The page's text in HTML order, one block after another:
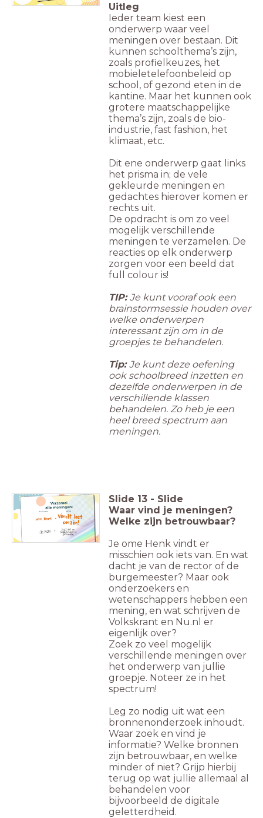
Uitleg
Ieder team kiest een
onderwerp waar veel
meningen over bestaan. Dit
kunnen schoolthema’s zijn,
zoals profielkeuzes, het
mobieletelefoonbeleid op
school, of gezond eten in de
kantine. Maar het kunnen ook
grotere maatschappelijke
thema’s zijn, zoals de bio-
industrie, fast fashion, het
klimaat, etc.
Dit ene onderwerp gaat links
het prisma in; de vele
gekleurde meningen en
gedachtes hierover komen er
rechts uit.
De opdracht is om zo veel
mogelijk verschillende
meningen te verzamelen. De
reacties op elk onderwerp
zorgen voor een beeld dat
full colour is!
TIP:Je kunt vooraf ook een
brainstormsessie houden over
welke onderwerpen
interessant zijn om in de
groepjes te behandelen.
Tip:Je kunt deze oefening
ook schoolbreed inzetten en
dezelfde onderwerpen in de
verschillende klassen
behandelen. Zo heb je een
heel breed spectrum aan
meningen.
Slide 13 - Slide
Waar vind je meningen?
Welke zijn betrouwbaar?
Je ome Henk vindt er
misschien ook iets van. En wat
dacht je van de rector of de
burgemeester? Maar ook
onderzoekers en
wetenschappers hebben een
mening, en wat schrijven de
Volkskrant en Nu.nl er
eigenlijk over?
Zoek zo veel mogelijk
verschillende meningen over
het onderwerp van jullie
groepje. Noteer ze in het
spectrum!
Leg zo nodig uit wat een
bronnenonderzoek inhoudt.
Waar zoek en vind je
informatie? Welke bronnen
zijn betrouwbaar, en welke
minder of niet? Grijp hierbij
terug op wat jullie allemaal al
behandelen voor
bijvoorbeeld de digitale
geletterdheid.